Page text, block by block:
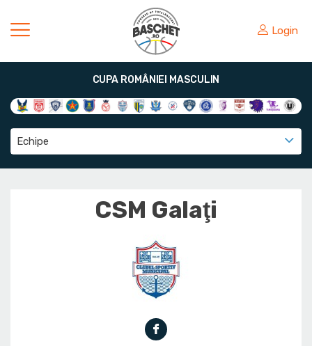
Login
CUPA ROMÂNIEI MASCULIN
Echipe
CSM Galaţi